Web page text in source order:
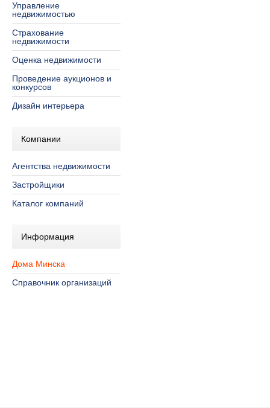
Управление
недвижимостью
Страхование
недвижимости
Оценка недвижимости
Проведение аукционов и
конкурсов
Дизайн интерьера
Компании
Агентства недвижимости
Застройщики
Каталог компаний
Информация
Дома Минска
Справочник организаций